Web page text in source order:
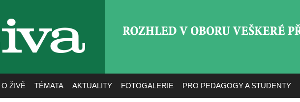
živa
O ŽIVĚ TÉMATA AKTUALITY FOTOGALERIE PRO PEDAGOGY A STUDENTY